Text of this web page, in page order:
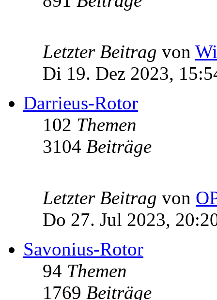
Letzter Beitrag von
Di 19. Dez 2023,
Darrieus-Rotor
102 Themen
3104 Beiträge
Letzter Beitrag von
Do 27. Jul 2023,
Savonius-Rotor
94 Themen
1769 Beiträge